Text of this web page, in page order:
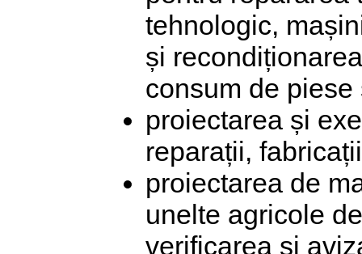
tehnologic,
și
consum de
proiectarea și
reparații,
proiectarea de
unelte agricole
verificarea și